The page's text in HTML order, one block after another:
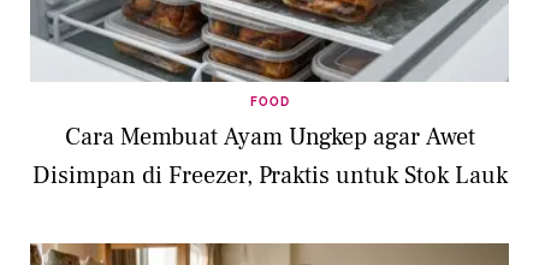
FOOD
Cara Membuat Ayam Ungkep agar Awet
Disimpan di Freezer, Praktis untuk Stok Lauk